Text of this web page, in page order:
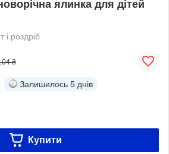
ялинка для дітей
і роздріб
₴
Залишилось 5 днів
Купити